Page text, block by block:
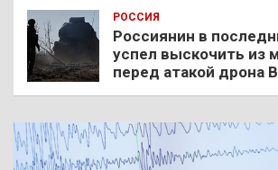
РОССИЯ
Россиянин в
успел выскочить из
перед атакой дрона